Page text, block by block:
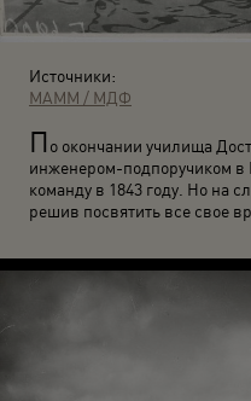
Источники:
МАММ / МДФ
По окончании училища
инженером-подпоручиком в
команду в 1843 году. Но на
решив посвятить все свое